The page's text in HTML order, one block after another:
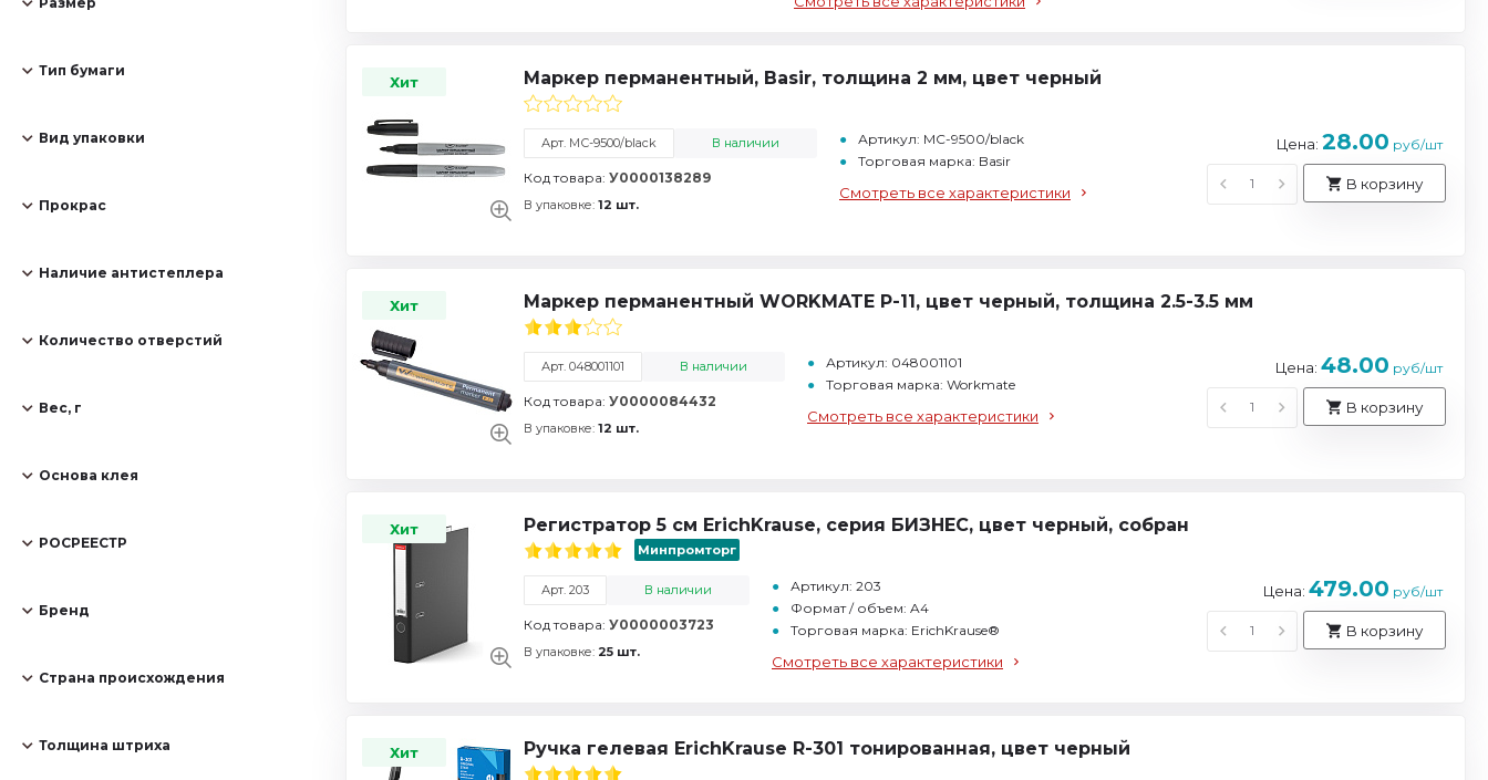
Тип бумаги
Вид упаковки
Прокрас
Наличие антистеплера
Количество отверстий
Вес, г
Основа клея
РОСРЕЕСТР
Бренд
Страна происхождения
Толщина штриха
Хит Маркер перманентный, Basir, толщина 2 мм, цвет черный
Арт. МС-9500/black В наличии
Код товара: У0000138289
В упаковке: 12 шт.
Артикул: МС-9500/black
Торговая марка: Basir
Смотреть все характеристики
Цена: 28.00 руб/шт
В корзину
Хит Маркер перманентный WORKMATE P-11, цвет черный, толщина 2.5-3.5 мм
Арт. 048001101 В наличии
Код товара: У0000084432
В упаковке: 12 шт.
Артикул: 048001101
Торговая марка: Workmate
Смотреть все характеристики
Цена: 48.00 руб/шт
В корзину
Хит Регистратор 5 см ErichKrause, серия БИЗНЕС, цвет черный, собран
Минпромторг
Арт. 203 В наличии
Код товара: У0000003723
В упаковке: 25 шт.
Артикул: 203
Формат / объем: A4
Торговая марка: ErichKrause®
Смотреть все характеристики
Цена: 479.00 руб/шт
В корзину
Хит Ручка гелевая ErichKrause R-301 тонированная, цвет черный